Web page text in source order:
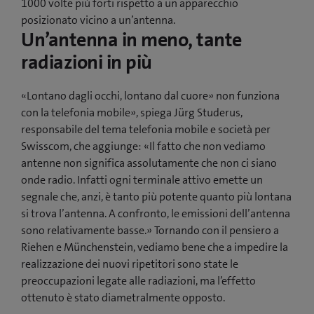
1000 volte più forti rispetto a un apparecchio
posizionato vicino a un’antenna.
Un’antenna in meno, tante
radiazioni in più
«Lontano dagli occhi, lontano dal cuore» non funziona
con la telefonia mobile», spiega Jürg Studerus,
responsabile del tema telefonia mobile e società per
Swisscom, che aggiunge: «Il fatto che non vediamo
antenne non significa assolutamente che non ci siano
onde radio. Infatti ogni terminale attivo emette un
segnale che, anzi, è tanto più potente quanto più lontana
si trova l’antenna. A confronto, le emissioni dell’antenna
sono relativamente basse.» Tornando con il pensiero a
Riehen e Münchenstein, vediamo bene che a impedire la
realizzazione dei nuovi ripetitori sono state le
preoccupazioni legate alle radiazioni, ma l’effetto
ottenuto è stato diametralmente opposto.